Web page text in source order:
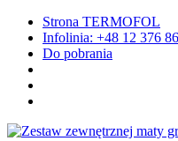
Strona TERMOFOL
Infolinia: +48 12 376
Do pobrania